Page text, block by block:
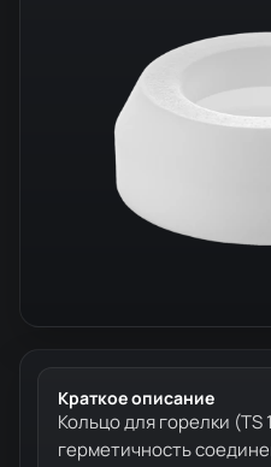
Краткое описание
Кольцо для горелки
герметичность